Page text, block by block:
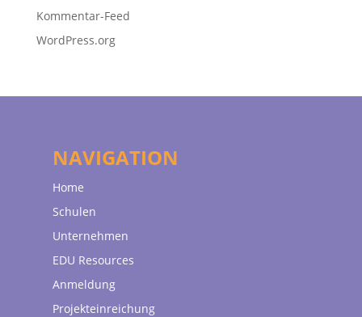
Kommentar-Feed
WordPress.org
NAVIGATION
Home
Schulen
Unternehmen
EDU Resources
Anmeldung
Projekteinreichung